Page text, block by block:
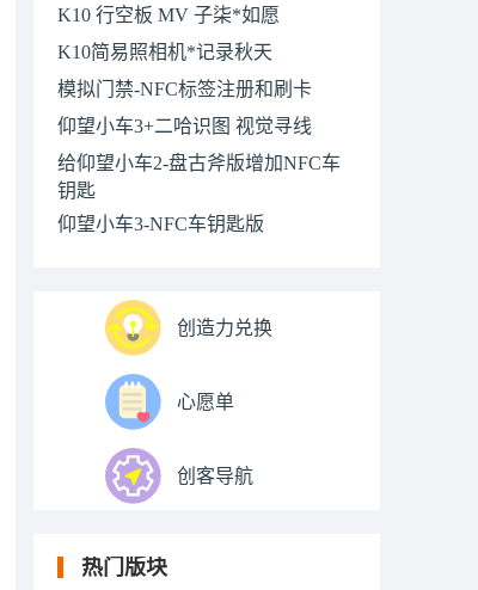
K10 行空板 MV 子柒*如愿
K10简易照相机*记录秋天
模拟门禁-NFC标签注册和刷卡
仰望小车3+二哈识图 视觉寻线
给仰望小车2-盘古斧版增加NFC车
钥匙
仰望小车3-NFC车钥匙版
创造力兑换
心愿单
创客导航
热门版块